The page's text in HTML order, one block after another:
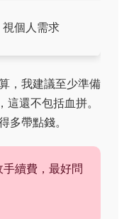
視個人需求
，我建議至少準備
還不包括血拼。
多帶點錢。
續費，最好問